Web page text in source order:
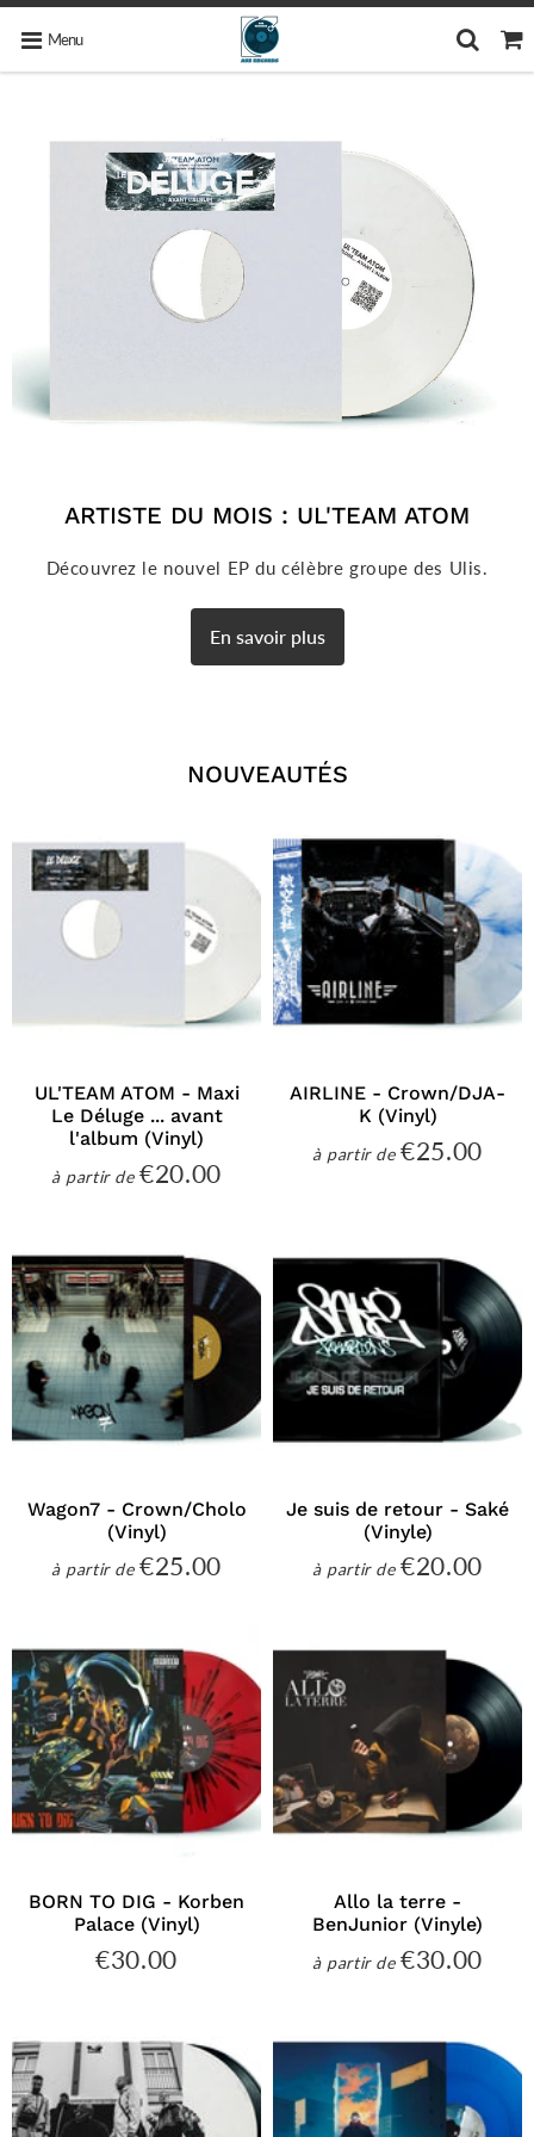
Menu
ARTISTE DU MOIS : UL'TEAM ATOM
Découvrez le nouvel EP du célèbre groupe des Ulis.
En savoir plus
NOUVEAUTÉS
UL'TEAM ATOM - Maxi
Le Déluge ... avant
l'album (Vinyl)
à partir dePrix
€20.00
AIRLINE - Crown/DJA-
K (Vinyl)
à partir dePrix
€25.00
Wagon7 - Crown/Cholo
(Vinyl)
à partir dePrix
€25.00
Je suis de retour - Saké
(Vinyle)
à partir dePrix
€20.00
BORN TO DIG - Korben
Palace (Vinyl)
Prix
€30.00
Allo la terre -
BenJunior (Vinyle)
à partir dePrix
€30.00